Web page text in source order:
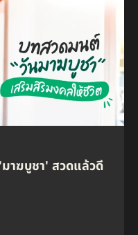
าฆบูชา' สวดแล้วดี